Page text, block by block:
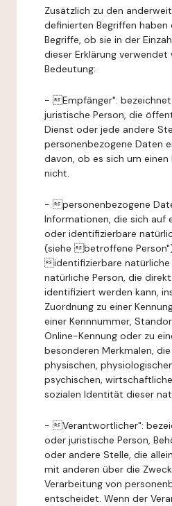
Zusätzlich zu den
definierten Begriffen haben
Begriffe, ob sie in der
dieser Erklärung verwendet
Bedeutung:
- Empfänger":
juristische Person, die
Dienst oder jede andere
personenbezogene Daten
davon, ob es sich um
nicht.
- personenbezogene
Informationen, die sich auf
oder identifizierbare
(siehe betroffene
identifizierbare natürliche
natürliche Person, die
identifiziert werden kann,
Zuordnung zu einer
einer Kennnummer,
Online-Kennung oder zu
besonderen Merkmalen,
physischen,
psychischen,
sozialen Identität dieser
- Verantwortlicher":
oder juristische Person,
oder andere Stelle, die
mit anderen über die
Verarbeitung von
entscheidet. Wenn der